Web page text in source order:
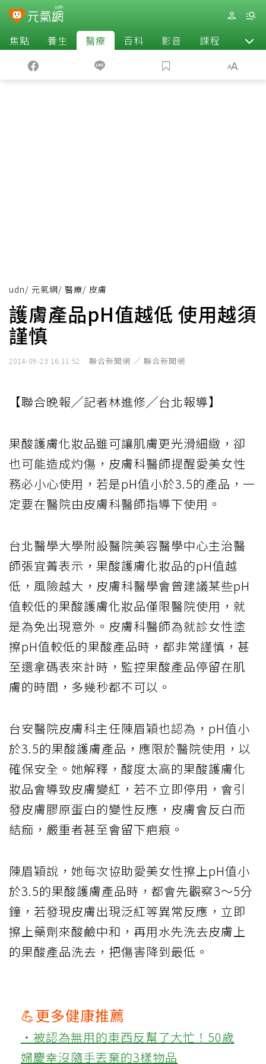
焦點 養生 醫療 百科 影音 課程 退休
udn/ 元氣網/ 醫療/ 皮膚
護膚產品pH值越低 使用越須
謹慎
2014-09-23 16:11:52 聯合新聞網 ／ 聯合新聞網
【聯合晚報╱記者林進修╱台北報導】
果酸護膚化妝品雖可讓肌膚更光滑細緻，卻
也可能造成灼傷，皮膚科醫師提醒愛美女性
務必小心使用，若是pH值小於3.5的產品，一
定要在醫院由皮膚科醫師指導下使用。
台北醫學大學附設醫院美容醫學中心主治醫
師張宜菁表示，果酸護膚化妝品的pH值越
低，風險越大，皮膚科醫學會曾建議某些pH
值較低的果酸護膚化妝品僅限醫院使用，就
是為免出現意外。皮膚科醫師為就診女性塗
擦pH值較低的果酸產品時，都非常謹慎，甚
至還拿碼表來計時，監控果酸產品停留在肌
膚的時間，多幾秒都不可以。
台安醫院皮膚科主任陳眉穎也認為，pH值小
於3.5的果酸護膚產品，應限於醫院使用，以
確保安全。她解釋，酸度太高的果酸護膚化
妝品會導致皮膚變紅，若不立即停用，會引
發皮膚膠原蛋白的變性反應，皮膚會反白而
結痂，嚴重者甚至會留下疤痕。
陳眉穎說，她每次協助愛美女性擦上pH值小
於3.5的果酸護膚產品時，都會先觀察3～5分
鐘，若發現皮膚出現泛紅等異常反應，立即
擦上藥劑來酸鹼中和，再用水先洗去皮膚上
的果酸產品洗去，把傷害降到最低。
💪更多健康推薦
‧被認為無用的東西反幫了大忙！50歲
婦慶幸沒隨手丟棄的3樣物品